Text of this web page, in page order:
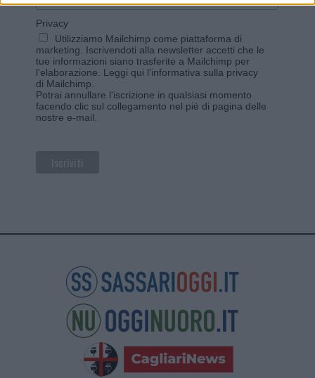
Privacy
Utilizziamo Mailchimp come piattaforma di
marketing. Iscrivendoti alla newsletter accetti che le
tue informazioni siano trasferite a Mailchimp per
l'elaborazione. Leggi qui l'informativa sulla privacy
di Mailchimp
Potrai annullare l'iscrizione in qualsiasi momento
facendo clic sul collegamento nel piè di pagina delle
nostre e-mail.